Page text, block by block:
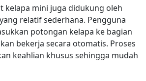
kelapa mini juga didukung oleh
relatif sederhana. Pengguna
potongan kelapa ke bagian
bekerja secara otomatis. Proses
keahlian khusus sehingga mudah